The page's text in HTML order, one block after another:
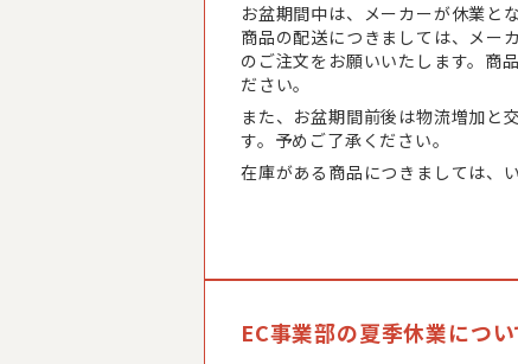
お盆期間中は、メーカーが休業と
商品の配送につきましては、メー
のご注文をお願いいたします。商
ださい。
また、お盆期間前後は物流増加と
す。予めご了承ください。
在庫がある商品につきましては、
EC事業部の夏季休業につい